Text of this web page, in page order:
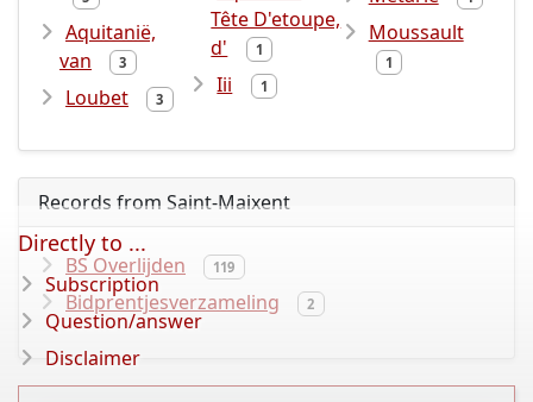
Aquitanië,
van
3
Loubet 3
Tête D'etoupe,
d'
1
Iii 1
Moussault
1
Records from Saint-Maixent
BS Overlijden 119
Bidprentjesverzameling 2
Directly to ...
Subscription
Question/answer
Disclaimer